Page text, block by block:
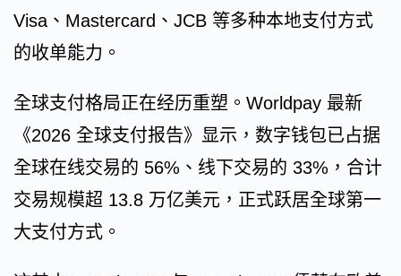
Visa、Mastercard、JCB 等多种本地支付方式
的收单能力。
全球支付格局正在经历重塑。Worldpay 最新
《2026 全球支付报告》显示，数字钱包已占据
全球在线交易的 56%、线下交易的 33%，合计
交易规模超 13.8 万亿美元，正式跃居全球第一
大支付方式。